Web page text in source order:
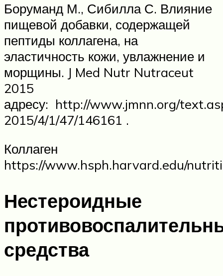
Боруманд М., Сибилла С. Влияние
пищевой добавки, содержащей
пептиды коллагена, на
эластичность кожи, увлажнение и
морщины. J Med Nutr Nutraceut
2015
адресу: http://www.jmnn.org/
2015/4/1/47/146161 .
Коллаген
https://www.hsph.harvard.edu/
Нестероидные
средства